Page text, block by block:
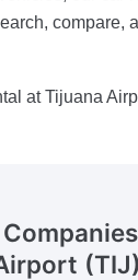
compare,
at Tijuana
(TIJ)